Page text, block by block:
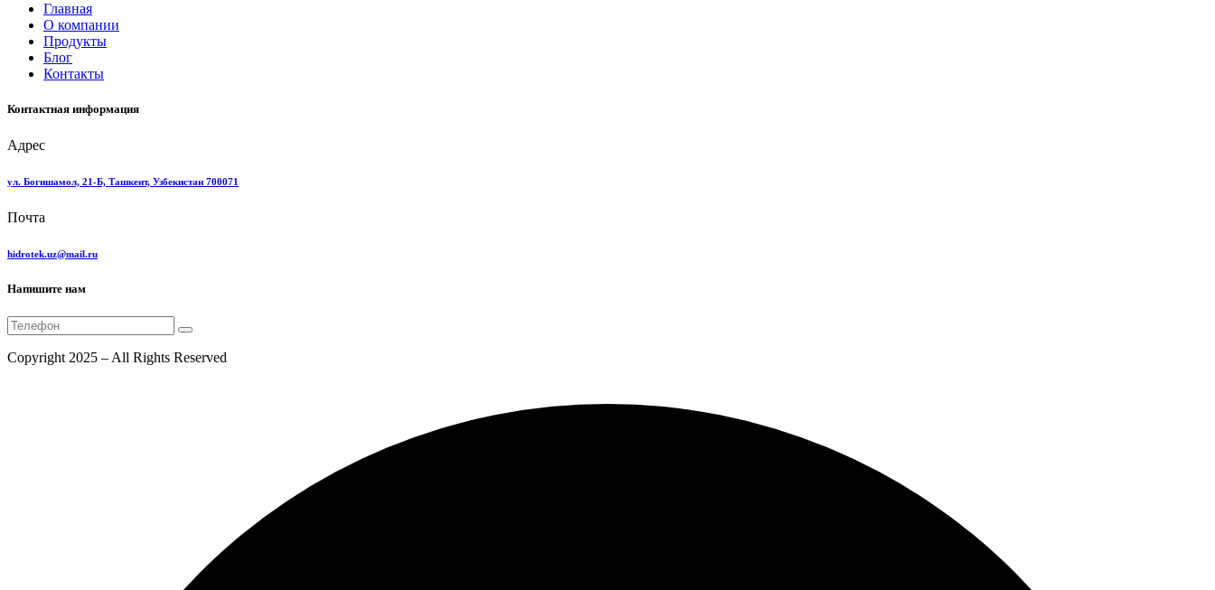
Главная
О компании
Продукты
Блог
Контакты
Контактная информация
Адрес
ул. Богишамол, 21-Б, Ташкент, Узбекистан 700071
Почта
hidrotek.uz@mail.ru
Напишите нам
Copyright 2025 – All Rights Reserved